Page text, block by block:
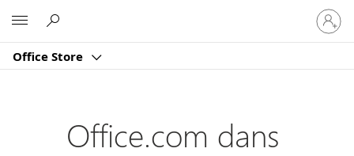
Office Store
vous
à
compte
Office.com dans